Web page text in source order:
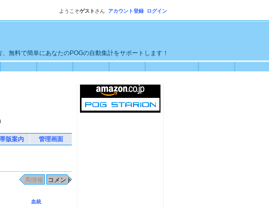
ようこそゲスト さん アカウント登録 ログイン
無料で簡単にあなたのPOGの自動集計をサポートします！
版案内
管理画面
血統